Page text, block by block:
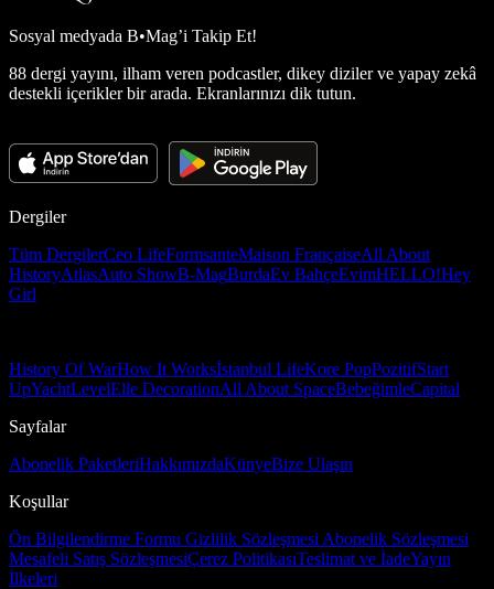
Sosyal medyada B•Mag’i Takip Et!
88 dergi yayını, ilham veren podcastler, dikey diziler ve yapay zekâ
destekli içerikler bir arada. Ekranlarınızı dik tutun.
Dergiler
Tüm DergilerCeo LifeFormsanteMaison FrançaiseAll About
HistoryAtlasAuto ShowB-MagBurdaEv BahçeEvimHELLO!Hey
Girl
History Of WarHow It Worksİstanbul LifeKore PopPozitifStart
UpYachtLevelElle DecorationAll About SpaceBebeğimleCapital
Sayfalar
Abonelik PaketleriHakkımızdaKünyeBize Ulaşın
Koşullar
Ön Bilgilendirme Formu Gizlilik Sözleşmesi Abonelik Sözleşmesi
Mesafeli Satış SözleşmesiÇerez PolitikasıTeslimat ve İadeYayın
İlkeleri